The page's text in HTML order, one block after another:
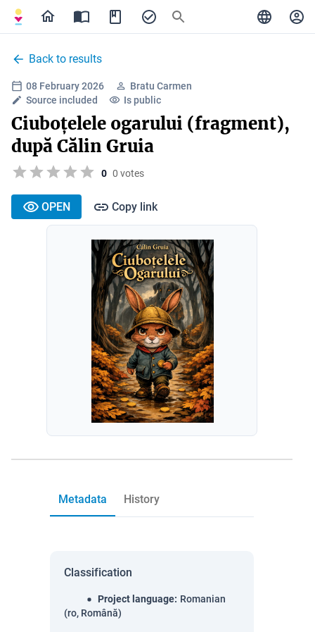
Back to results
08 February 2026
Bratu Carmen
Source included
Is public
Ciuboțelele ogarului (fragment),
după Călin Gruia
0 0 votes
OPEN Copy link
Metadata History
Classification
Project language: Romanian
(ro, Română)